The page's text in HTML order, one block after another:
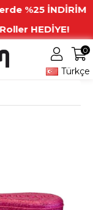
%25 İNDİRİM
HEDİYE!
Türkçe
0